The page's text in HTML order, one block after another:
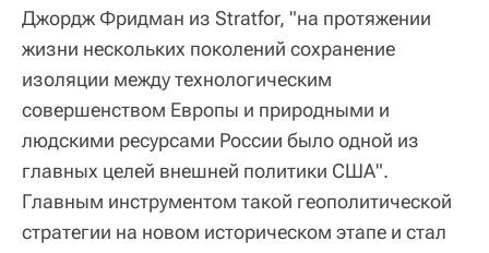
Джордж Фридман из Stratfor, "на протяжении
жизни нескольких поколений сохранение
изоляции между технологическим
совершенством Европы и природными и
людскими ресурсами России было одной из
главных целей внешней политики США".
Главным инструментом такой геополитической
стратегии на новом историческом этапе и стал